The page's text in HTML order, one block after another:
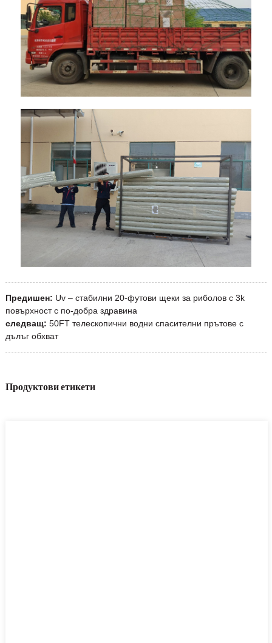
Предишен: Uv – стабилни 20-футови щеки за риболов с 3k
повърхност с по-добра здравина
следващ: 50FT телескопични водни спасителни прътове с
дълъг обхват
Продуктови етикети